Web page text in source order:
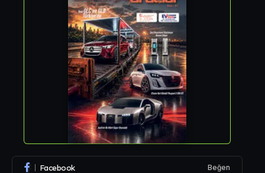
Facebook Beğen